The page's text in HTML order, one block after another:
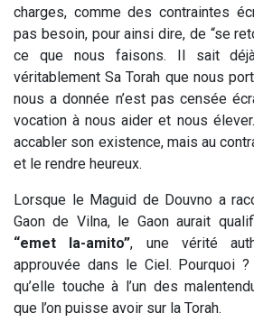
charges, comme des contraintes
pas besoin, pour ainsi dire, de “se
ce que nous faisons. Il sait
véritablement Sa Torah que nous
nous a donnée n’est pas censée
vocation à nous aider et nous
accabler son existence, mais au
et le rendre heureux.
Lorsque le Maguid de Douvno a
Gaon de Vilna, le Gaon aurait
“emet la-amito”, une vérité
approuvée dans le Ciel. Pourquoi
qu’elle touche à l’un des
que l’on puisse avoir sur la Torah.